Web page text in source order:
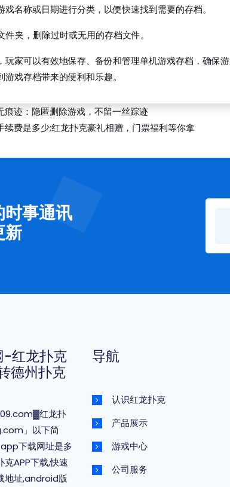
戏名称或日期进行分类，以便快速找到需要的存档。
件夹，删除过时或无用的存档文件。
玩家可以有效地保存、备份和管理单机游戏存档，确保游
戏存档带来的便利和乐趣。
痕迹：隐匿删除游戏，不留一丝踪迹
续费是多少;红龙扑克豪礼相赠，门票福利等你拿
事通讯
新
-红龙扑克
德州扑克
红龙扑
」以下简
下载网址是多
APP下载,快速
地址,android版
导航
认识红龙扑克
产品展示
游戏中心
公司服务